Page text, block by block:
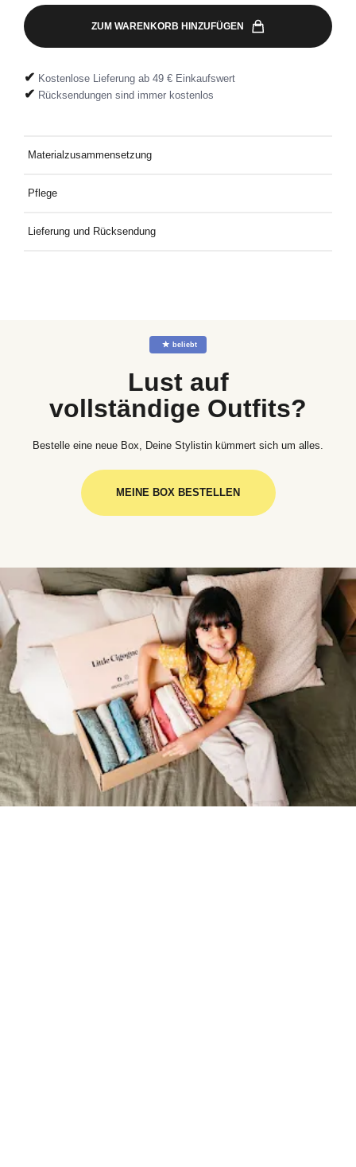
ZUM WARENKORB HINZUFÜGEN
✔ Kostenlose Lieferung ab 49 € Einkaufswert
✔ Rücksendungen sind immer kostenlos
Materialzusammensetzung
Pflege
Wäschetrockner trocknen, bei mittlerer Temperatur bügeln, nicht
Lieferung und Rücksendung
☆ beliebt
Lust auf
vollständige Outfits?
Bestelle eine neue Box, Deine Stylistin kümmert sich um alles.
MEINE BOX BESTELLEN